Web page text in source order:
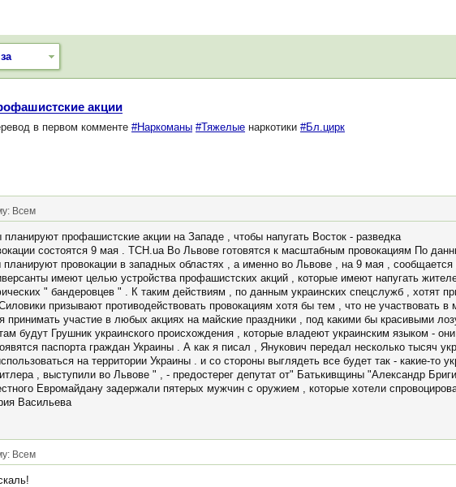
акции
в первом комменте #Наркоманы #Тяжелые наркотики #Бл.цирк
Всем
профашистские акции на Западе , чтобы напугать Восток - разведка
состоятся 9 мая . ТСН.ua Во Львове готовятся к масштабным провокациям По
планируют провокации в западных областях , а именно во Львове , на 9 мая ,
имеют целью устройства профашистских акций , которые имеют напугать
" бандеровцев " . К таким действиям , по данным украинских спецслужб , хотят
призывают противодействовать провокациям хотя бы тем , что не участвовать в
принимать участие в любых акциях на майские праздники , под какими бы красивыми
будут Грушник украинского происхождения , которые владеют украинским языком -
паспорта граждан Украины . А как я писал , Янукович передал несколько тысяч
на территории Украины . и со стороны выглядеть все будет так - какие-то
, выступили во Львове " , - предостерег депутат от" Батькивщины "Александр
Евромайдану задержали пятерых мужчин с оружием , которые хотели
Васильева
Всем